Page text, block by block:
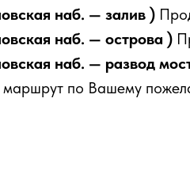
наб. — залив )
наб. — острова )
наб. — развод
по Вашему